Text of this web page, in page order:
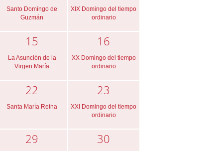
Santo Domingo de
Guzmán
XIX Domingo del tiempo
ordinario
15
La Asunción de la
Virgen María
16
XX Domingo del tiempo
ordinario
22
Santa María Reina
23
XXI Domingo del tiempo
ordinario
29 30